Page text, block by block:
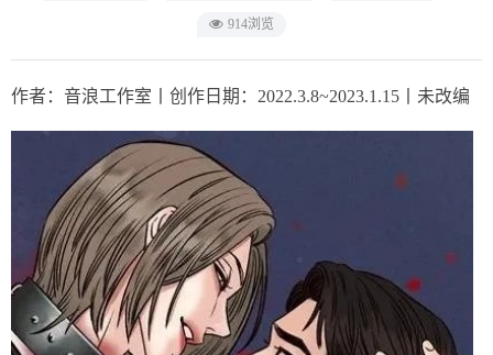
914浏览
作者：音浪工作室丨创作日期：2022.3.8~2023.1.15丨未改编